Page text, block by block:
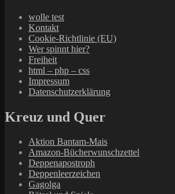
wolle test
Kontakt
Cookie-Richtlinie (EU)
Wer spinnt hier?
Freiheit
html – php – css
Impressum
Datenschutzerklärung
Kreuz und Quer
Aktion Bantam-Mais
Amazon-Bücherwunschzettel
Deppenapostroph
Deppenleerzeichen
Gagolga